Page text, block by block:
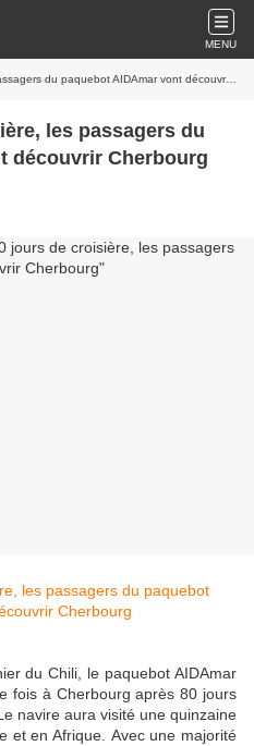
MENU
du paquebot AIDAmar vont découvrir Cherbourg
les passagers du
découvrir Cherbourg
du Chili, le paquebot AIDAmar
fois à Cherbourg après 80 jours
navire aura visité une quinzaine
et en Afrique. Avec une majorité